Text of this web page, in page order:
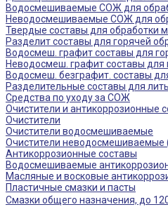
Водосмешиваемые СОЖ для
Неводосмешиваемые СОЖ для
Твердые составы для обработки
Разделит составы для горячей
Водосмеш. графит составы для
Неводосмеш. графит составы для
Водосмеш. безграфит. составы
Разделительные составы для
Средства по уходу за СОЖ
Очистители и антикоррозионные
Очистители
Очистители водосмешиваемые
Очистители неводосмешиваемые
Антикоррозионные составы
Водосмешиваемые
Масляные и восковые
Пластичные смазки и пасты
Смазки общего назначения, до